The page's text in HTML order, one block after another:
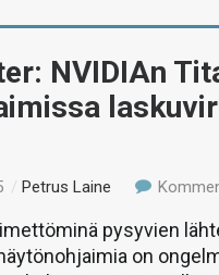
NVIDIAn
/Petrus Laine
pysyvien
on